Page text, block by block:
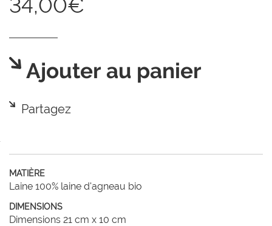
34,00€
Ajouter au panier
Partagez
MATIÈRE
Laine 100% laine d'agneau bio
DIMENSIONS
Dimensions 21 cm x 10 cm